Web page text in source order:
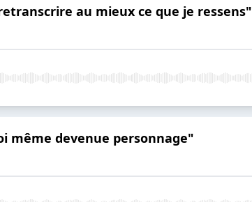
au mieux ce que je ressens"
même devenue personnage"